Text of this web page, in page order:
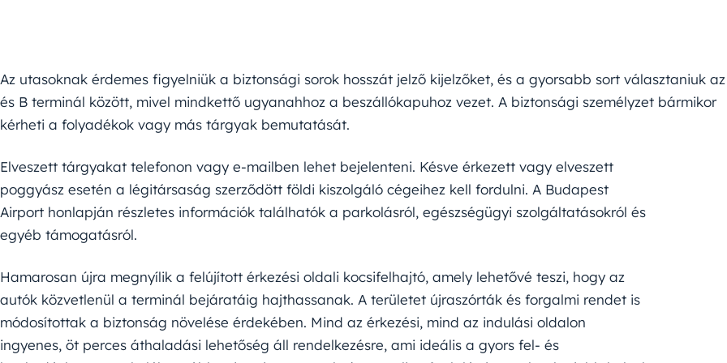
Az utasoknak érdemes figyelniük a biztonsági sorok hosszát jelző kijelzőket, és a gyorsabb sort választaniuk
és B terminál között, mivel mindkettő ugyanahhoz a beszállókapuhoz vezet. A biztonsági személyzet bármikor
kérheti a folyadékok vagy más tárgyak bemutatását.
Elveszett tárgyakat telefonon vagy e-mailben lehet bejelenteni. Késve érkezett vagy elveszett
poggyász esetén a légitársaság szerződött földi kiszolgáló cégeihez kell fordulni. A Budapest
Airport honlapján részletes információk találhatók a parkolásról, egészségügyi szolgáltatásokról és
egyéb támogatásról.
Hamarosan újra megnyílik a felújított érkezési oldali kocsifelhajtó, amely lehetővé teszi, hogy az
autók közvetlenül a terminál bejáratáig hajthassanak. A területet újraszórták és forgalmi rendet is
módosítottak a biztonság növelése érdekében. Mind az érkezési, mind az indulási oldalon
ingyenes, öt perces áthaladási lehetőség áll rendelkezésre, ami ideális a gyors fel- és